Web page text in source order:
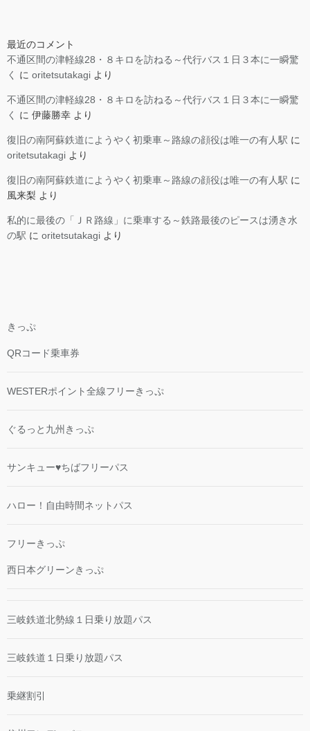
最近のコメント
不通区間の津軽線28・８キロを訪ねる～代行バス１日３本に一瞬驚
く
に oritetsutakagi より
不通区間の津軽線28・８キロを訪ねる～代行バス１日３本に一瞬驚
く
に 伊藤勝幸 より
復旧の南阿蘇鉄道にようやく初乗車～路線の顔役は唯一の有人駅 に
oritetsutakagi より
復旧の南阿蘇鉄道にようやく初乗車～路線の顔役は唯一の有人駅 に
風来梨 より
私的に最後の「ＪＲ路線」に乗車する～鉄路最後のピースは湧き水
の駅 に oritetsutakagi より
きっぷ
QRコード乗車券
WESTERポイント全線フリーきっぷ
ぐるっと九州きっぷ
サンキュー♥ちばフリーパス
ハロー！自由時間ネットパス
フリーきっぷ
西日本グリーンきっぷ
三岐鉄道北勢線１日乗り放題パス
三岐鉄道１日乗り放題パス
乗継割引